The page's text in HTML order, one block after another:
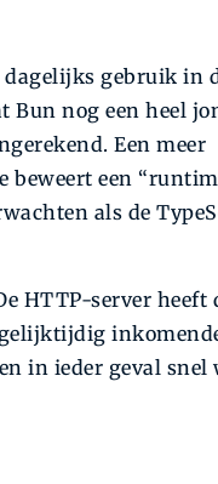
dagelijks gebruik in
Bun nog een heel
Een meer
beweert een
als de
HTTP-server heeft
in ieder geval snel